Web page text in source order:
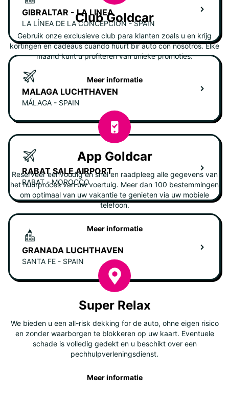
GIBRALTAR - LA LINEA
LA LÍNEA DE LA CONCEPCIÓN - SPAIN
MALAGA LUCHTHAVEN
MÁLAGA - SPAIN
RABAT SALE AIRPORT
RABAT - MOROCCO
GRANADA LUCHTHAVEN
SANTA FE - SPAIN
Club Goldcar
Gebruik onze exclusieve club para klanten zoals u en krijg
kortingen en cadeaus cuando huurt bir auto con nosotros. Elke
maand kunt u profiteren van unieke promoties.
Meer informatie
App Goldcar
Reserveer eenvoudig en snel en raadpleeg alle gegevens van
het huurproces van uw voertuig. Meer dan 100 bestemmingen
om optimaal van uw vakantie te genieten via uw mobiele
telefoon.
Meer informatie
Super Relax
We bieden u een all-risk dekking for de auto, ohne eigen risico
en zonder waarborgen te blokkeren op uw kaart. Eventuele
schade is volledig gedekt en u beschikt over een
pechhulpverleningsdienst.
Meer informatie